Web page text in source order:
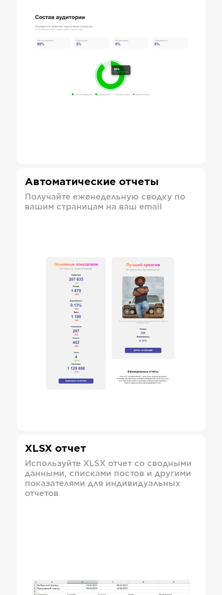
Автоматические отчеты
Получайте еженедельную сводку по
вашим страницам на ваш email
XLSX отчет
Используйте XLSX отчет со сводными
данными, списками постов и другими
показателями для индивидуальных
отчетов